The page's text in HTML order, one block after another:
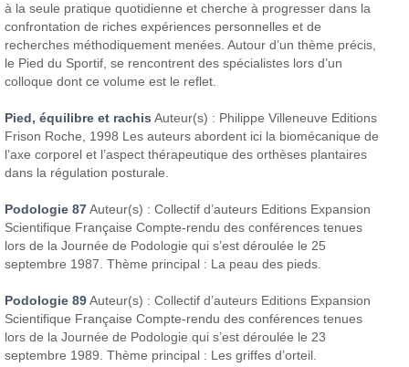
à la seule pratique quotidienne et cherche à progresser dans la
confrontation de riches expériences personnelles et de
recherches méthodiquement menées. Autour d’un thème précis,
le Pied du Sportif, se rencontrent des spécialistes lors d’un
colloque dont ce volume est le reflet.
Pied, équilibre et rachis Auteur(s) : Philippe Villeneuve Editions
Frison Roche, 1998 Les auteurs abordent ici la biomécanique de
l’axe corporel et l’aspect thérapeutique des orthèses plantaires
dans la régulation posturale.
Podologie 87Auteur(s) : Collectif d’auteurs Editions Expansion
Scientifique Française Compte-rendu des conférences tenues
lors de la Journée de Podologie qui s’est déroulée le 25
septembre 1987. Thème principal : La peau des pieds.
Podologie 89Auteur(s) : Collectif d’auteurs Editions Expansion
Scientifique Française Compte-rendu des conférences tenues
lors de la Journée de Podologie qui s’est déroulée le 23
septembre 1989. Thème principal : Les griffes d’orteil.